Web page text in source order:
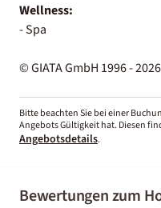
Wellness:
- Spa
© GIATA GmbH 1996 - 2026
Bitte beachten Sie bei einer
Angebots Gültigkeit hat. Diesen
Angebotsdetails.
Bewertungen zum